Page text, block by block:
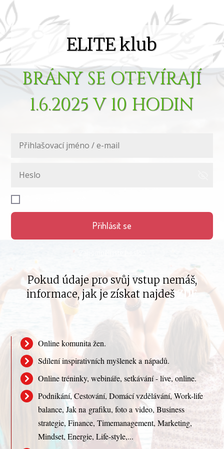
ELITE klub
BRÁNY SE OTEVÍRAJÍ
1.6.2025 V 10 HODIN
Přihlásit se
Pokud údaje pro svůj vstup nemáš,
informace, jak je získat najdešZDE
Online komunita žen.
Sdílení inspirativních myšlenek a nápadů.
Online tréninky, webináře, setkávání - live, online.
Podnikání, Cestování, Domácí vzdělávání, Work-life
balance, Jak na grafiku, foto a video, Business
strategie, Finance, Timemanagement, Marketing,
Mindset, Energie, Life-style,...